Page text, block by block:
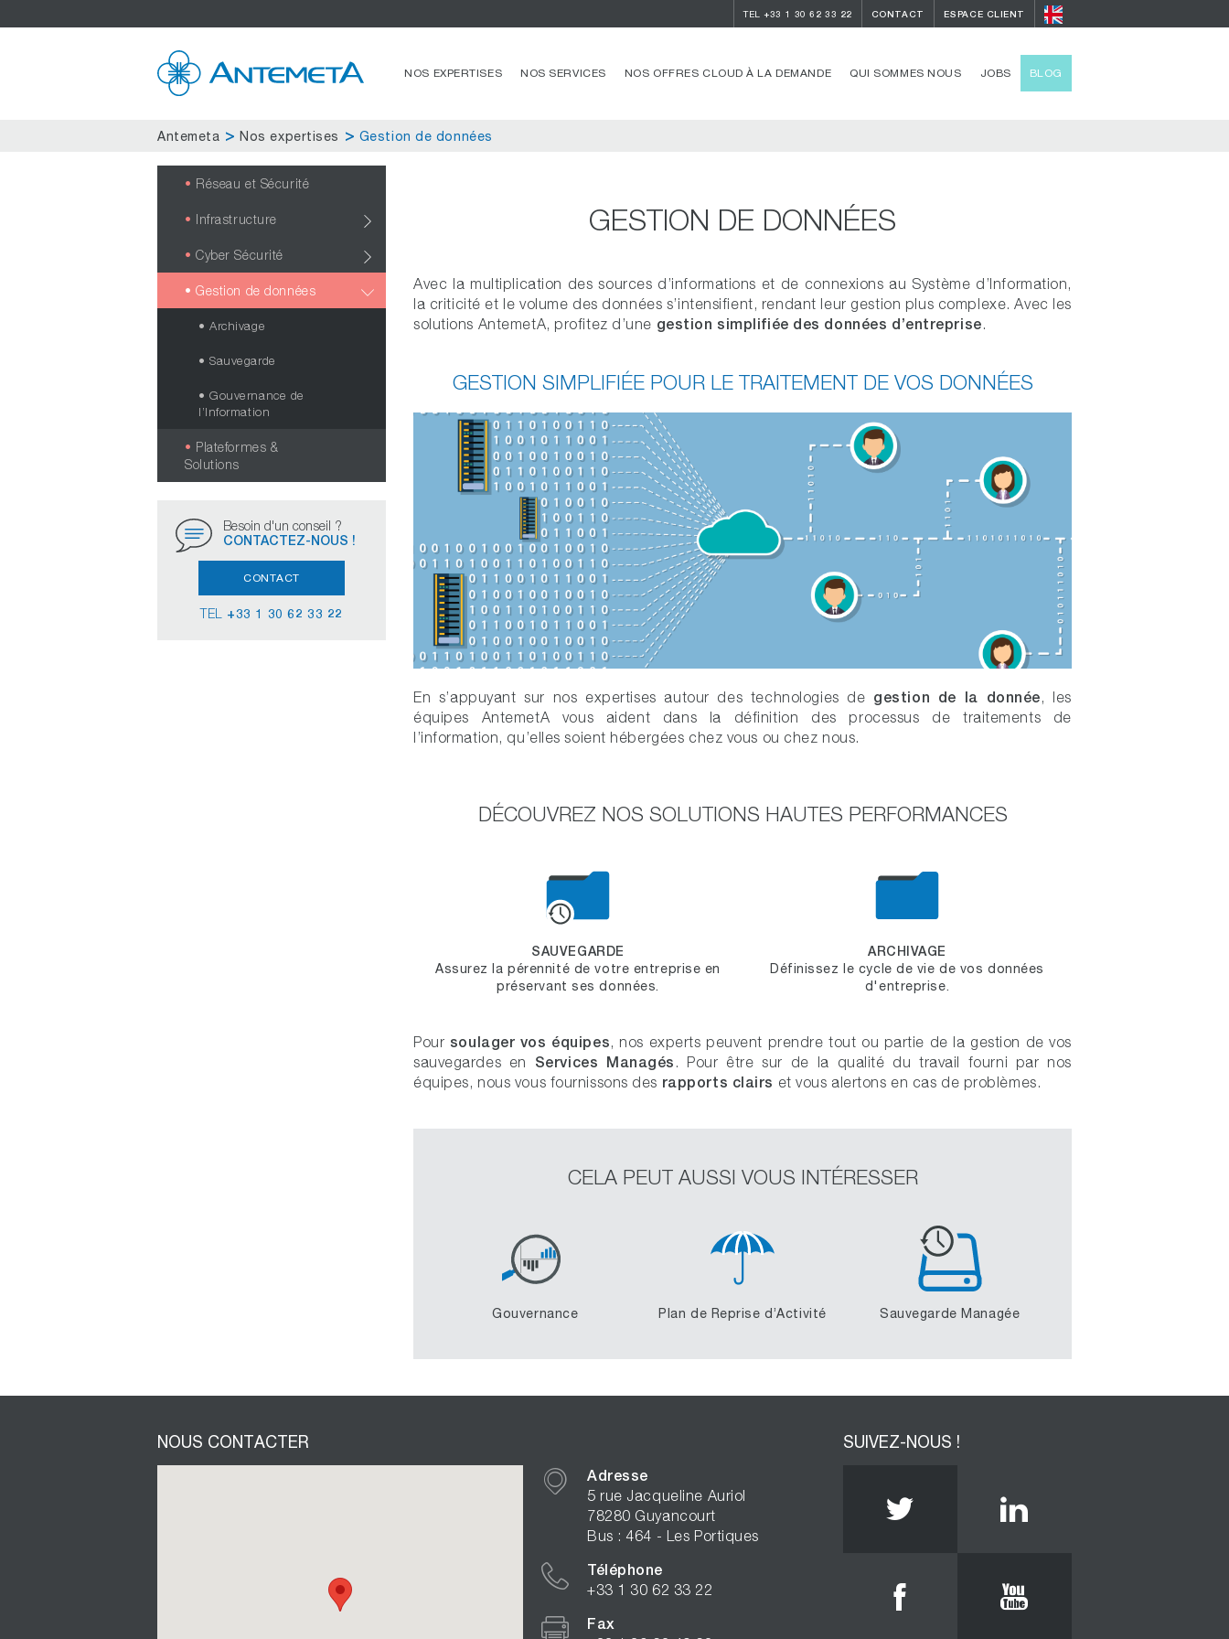
TEL +33 1 30 62 33 22 CONTACT ESPACE CLIENT
NOS EXPERTISES NOS SERVICES NOS OFFRES CLOUD À LA DEMANDE QUI SOMMES NOUS JOBS BLOG
Antemeta Nos expertises Gestion de données
GESTION DE DONNÉES
Avec la multiplication des sources d’informations et de connexions au Système d’Information,
la criticité et le volume des données s’intensifient, rendant leur gestion plus complexe. Avec les
solutions AntemetA, profitez d’une gestion simplifiée des données d’entreprise.
GESTION SIMPLIFIÉE POUR LE TRAITEMENT DE VOS DONNÉES
En s’appuyant sur nos expertises autour des technologies de gestion de la donnée, les
équipes AntemetA vous aident dans la définition des processus de traitements de
l’information, qu’elles soient hébergées chez vous ou chez nous.
DÉCOUVREZ NOS SOLUTIONS HAUTES PERFORMANCES
SAUVEGARDE
Assurez la pérennité de votre entreprise en
préservant ses données.
ARCHIVAGE
Définissez le cycle de vie de vos données
d'entreprise.
Pour soulager vos équipes, nos experts peuvent prendre tout ou partie de la gestion de vos
sauvegardes en Services Managés . Pour être sur de la qualité du travail fourni par nos
équipes, nous vous fournissons des rapports clairs et vous alertons en cas de problèmes.
CELA PEUT AUSSI VOUS INTÉRESSER
Gouvernance Plan de Reprise d’Activité Sauvegarde Managée
Réseau et Sécurité
Infrastructure
Cyber Sécurité
Gestion de données
Archivage
Sauvegarde
Gouvernance de
l’Information
Plateformes &
Solutions
Besoin d'un conseil ?
CONTACTEZ-NOUS !
CONTACT
TEL +33 1 30 62 33 22
NOUS CONTACTER
Adresse
5 rue Jacqueline Auriol
78280 Guyancourt
Bus : 464 - Les Portiques
Téléphone
+33 1 30 62 33 22
Fax
SUIVEZ-NOUS !
Twitter Linkedin
FacebookYoutube